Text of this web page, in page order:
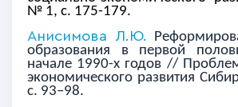
№ 1, с. 175-179.
Анисимова Л.Ю.
образования в первой
начале 1990-х годов //
экономического развития
с. 93–98.